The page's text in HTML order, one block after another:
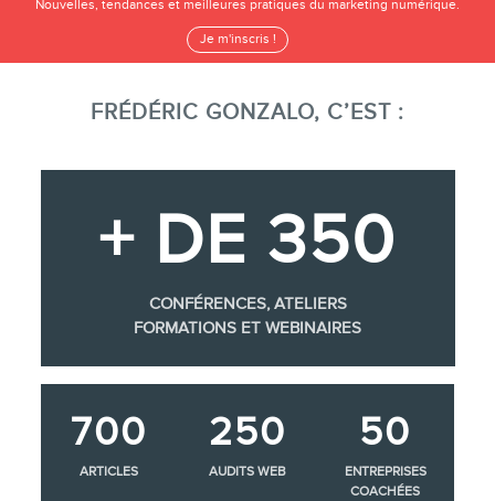
Nouvelles, tendances et meilleures pratiques du marketing numérique.
Je m'inscris !
FRÉDÉRIC GONZALO, C’EST :
+ DE 350
CONFÉRENCES, ATELIERS
FORMATIONS ET WEBINAIRES
700
ARTICLES
250
AUDITS WEB
50
ENTREPRISES
COACHÉES